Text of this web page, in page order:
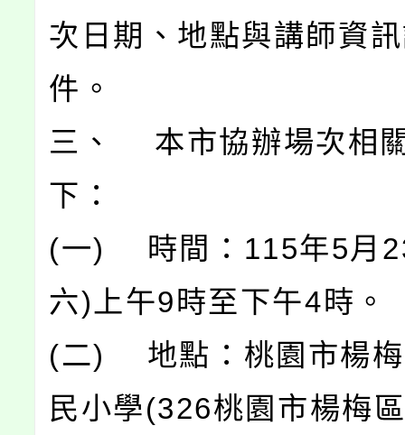
次日期、地點與講師資
件。
三、 本市協辦場次相
下：
(一) 時間：115年5月
六)上午9時至下午4時。
(二) 地點：桃園市楊梅
民小學(326桃園市楊梅